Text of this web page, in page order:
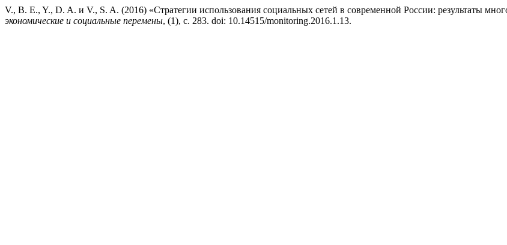
V., B. E., Y., D. A. и V., S. A. (2016) «Стратегии использования социальных сетей в современной России: результаты
экономические и социальные перемены, (1), с. 283. doi: 10.14515/monitoring.2016.1.13.